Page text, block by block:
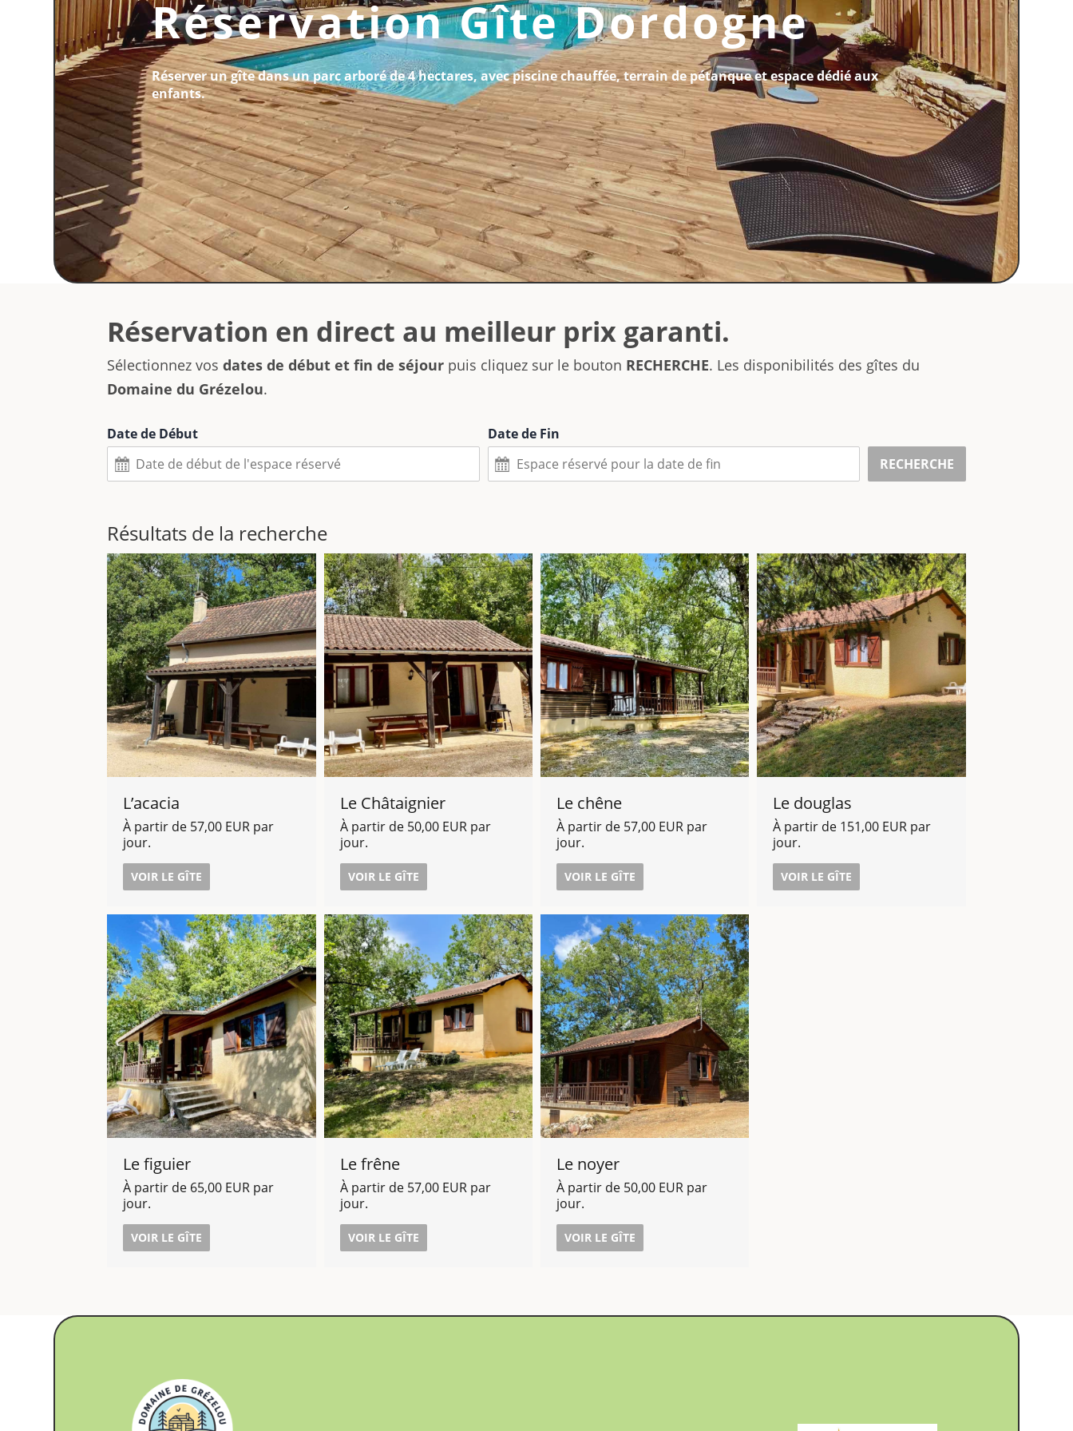
Réservation Gîte Dordogne
Réserver un gîte dans un parc arboré de 4 hectares, avec piscine chauffée, terrain de pétanque et espace dédié aux
enfants.
Réservation en direct au meilleur prix garanti.
Sélectionnez vosdates de début et fin de séjour puis cliquez sur le bouton RECHERCHE. Les disponibilités des gîtes du
Domaine du Grézelou.
Date de Début
Date de Fin
RECHERCHE
Résultats de la recherche
L’acacia
À partir de 57,00 EUR par
jour.
VOIR LE GÎTE
Le Châtaignier
À partir de 50,00 EUR par
jour.
VOIR LE GÎTE
Le chêne
À partir de 57,00 EUR par
jour.
VOIR LE GÎTE
Le douglas
À partir de 151,00 EUR par
jour.
VOIR LE GÎTE
Le figuier
À partir de 65,00 EUR par
jour.
VOIR LE GÎTE
Le frêne
À partir de 57,00 EUR par
jour.
VOIR LE GÎTE
Le noyer
À partir de 50,00 EUR par
jour.
VOIR LE GÎTE